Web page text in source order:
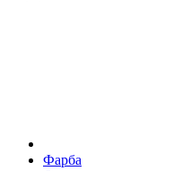
Фарба